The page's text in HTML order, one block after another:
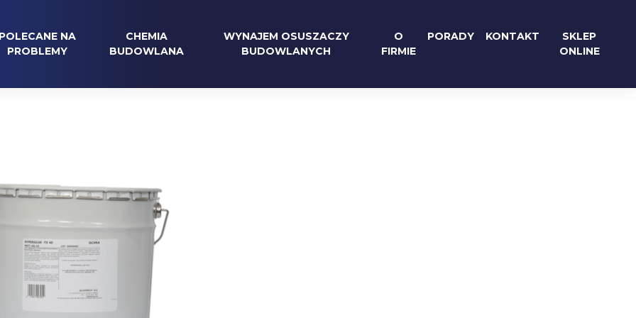
POLECANE NA
PROBLEMY
CHEMIA
BUDOWLANA
WYNAJEM OSUSZACZY
BUDOWLANYCH
O
FIRMIE
PORADY KONTAKT
SKLEP
ONLINE